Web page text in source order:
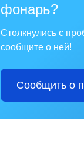
фонарь?
Столкнулись с
сообщите о ней!
Сообщить о